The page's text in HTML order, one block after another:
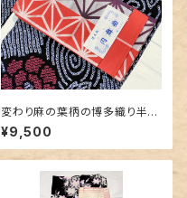
変わり麻の葉柄の博多織り半幅
帯 未使用品
¥9,500